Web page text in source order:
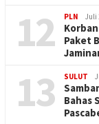
12 PLN Juli
Paket
13 SULUT
Bahas